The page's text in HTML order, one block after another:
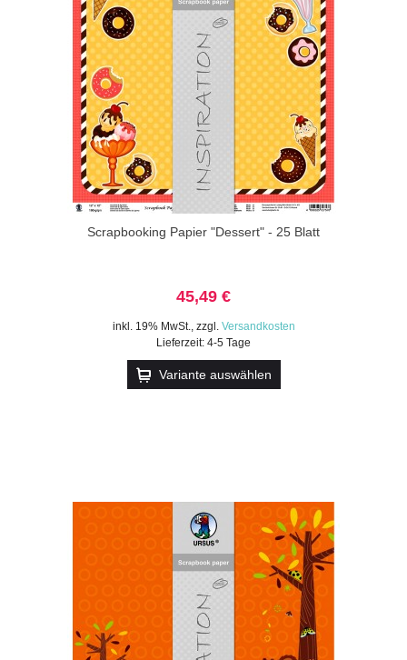
Scrapbooking Papier "Dessert" - 25 Blatt
45,49 €
inkl. 19% MwSt., zzgl. Versandkosten
Lieferzeit: 4-5 Tage
Variante auswählen